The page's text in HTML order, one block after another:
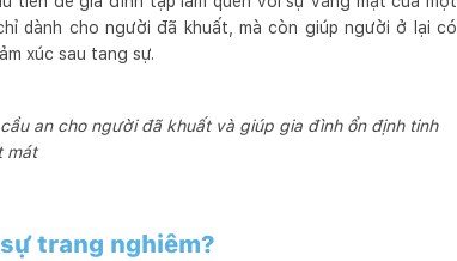
dành cho người đã khuất, mà còn giúp người ở lại có
xúc sau tang sự.
an cho người đã khuất và giúp gia đình ổn định tinh
mát
trang nghiêm?